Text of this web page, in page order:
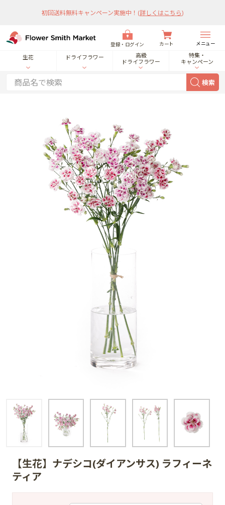
初回送料無料キャンペーン実施中！ (詳しくはこちら)
登録・ログイン カート メニュー
生花 ドライフラワー
高級
ドライフラワー
特集・
キャンペーン
検索
【生花】ナデシコ(ダイアンサス) ラフィーネ
ティア